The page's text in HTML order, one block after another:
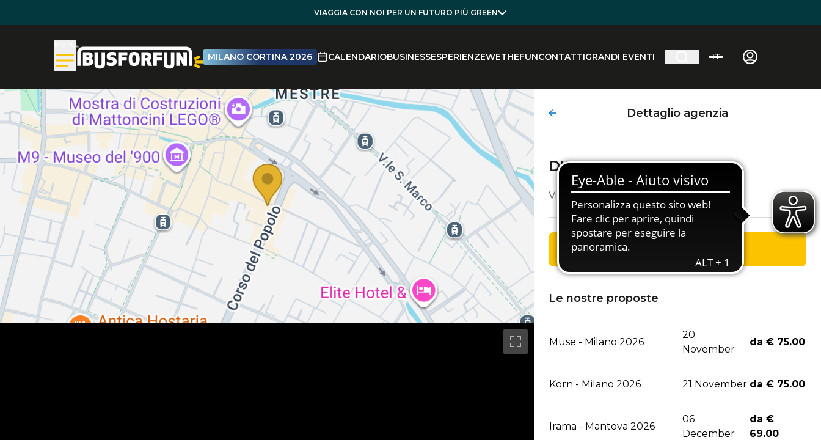
VIAGGIA CON NOI PER UN FUTURO PIÙ GREEN
MILANO CORTINA 2026 CALENDARIOBUSINESSESPERIENZEWETHEFUNCONTATTIGRANDI EVENTI IT
Dettaglio agenzia
DIREZIONE MONDO
Via Mestrina, 64
OTTIENI INDICAZIONI
Le nostre proposte
Muse - Milano 2026
20
November
da € 75.00
Korn - Milano 2026 21 November da € 75.00
Irama - Mantova 2026
06
December
da €
69.00